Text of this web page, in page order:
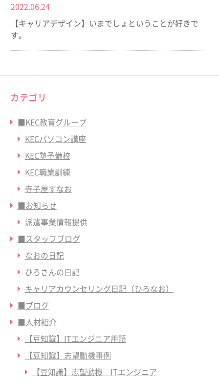
2022.06.24
【キャリアデザイン】いまでしょということが好きで
す。
カテゴリ
■KEC教育グループ
KECパソコン講座
KEC塾予備校
KEC職業訓練
寺子屋すなお
■お知らせ
派遣事業情報提供
■スタッフブログ
なおの日記
ひろさんの日記
キャリアカウンセリング日記（ひろなお）
■ブログ
■人材紹介
【豆知識】ITエンジニア用語
【豆知識】志望動機事例
【豆知識】志望動機 ITエンジニア